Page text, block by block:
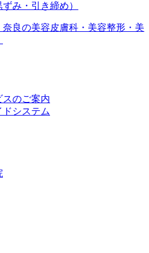
み・引き締め）
スのご案内
システム